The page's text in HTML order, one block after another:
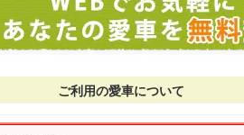
ご利用の愛車について